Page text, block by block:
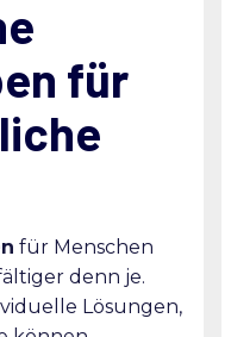
für
für Menschen
denn je.
Lösungen,